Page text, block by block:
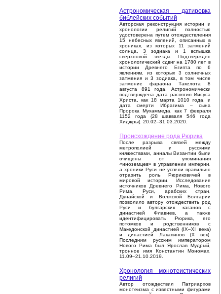
Астрономическая датировка
библейских событий
Авторская реконструкция истории и
хронологии религий полностью
удостоверена путем отождествления
15 небесных явлений, описанных в
хрониках, из которых 11 затмений
солнца, 3 зодиака и 1 вспышка
сверхновой звезды. Подтвержден
хронологический сдвиг на 1780 лет в
истории Древнего Египта по 6
явлениям, из которых 3 солнечных
затмения и 3 зодиака, в том числе
затмение фараона Такелота 8
августа 891 года. Астрономически
подтверждена дата распятия Иисуса
Христа, как 18 марта 1010 года, и
дата смерти Ибрагима – сына
Пророка Мухаммеда, как 7 февраля
1152 года (28 шавваля 546 года
Хиджры). 20.02–31.03.2020.
Происхождение рода Рюрика
После разрыва связей между
метрополией и русскими
княжествами, анналы Византии были
очищены от упоминания
«иноземцев» в управлении империи,
а хроники Руси не успели правильно
отразить роль Рюриковичей в
мировой истории. Исследование
источников Древнего Рима, Нового
Рима, Руси, арабских стран,
Дунайской и Волжской Болгарии
позволило автору отождествить род
Руси и булгарских каганов с
династией Флавиев, а также
идентифицировать Рюрика, его
потомков и родственников с
Македонской династией (IX–XI века)
и династией Лакапинов (X век).
Последним русским императором
Нового Рима был Ярослав Мудрый,
тронное имя Константин Мономах.
11.09–21.10.2019.
Хронология монотеистических
религий
Автор отождествил Патриархов
монотеизма с известными фигурами